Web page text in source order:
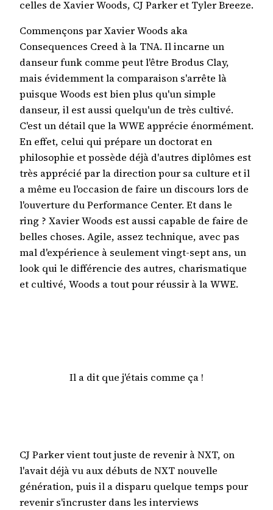
celles de Xavier Woods, CJ Parker et Tyler Breeze.
Commençons par Xavier Woods aka
Consequences Creed à la TNA. Il incarne un
danseur funk comme peut l'être Brodus Clay,
mais évidemment la comparaison s'arrête là
puisque Woods est bien plus qu'un simple
danseur, il est aussi quelqu'un de très cultivé.
C'est un détail que la WWE apprécie énormément.
En effet, celui qui prépare un doctorat en
philosophie et possède déjà d'autres diplômes est
très apprécié par la direction pour sa culture et il
a même eu l'occasion de faire un discours lors de
l'ouverture du Performance Center. Et dans le
ring ? Xavier Woods est aussi capable de faire de
belles choses. Agile, assez technique, avec pas
mal d'expérience à seulement vingt-sept ans, un
look qui le différencie des autres, charismatique
et cultivé, Woods a tout pour réussir à la WWE.
Il a dit que j'étais comme ça !
CJ Parker vient tout juste de revenir à NXT, on
l'avait déjà vu aux débuts de NXT nouvelle
génération, puis il a disparu quelque temps pour
revenir s'incruster dans les interviews